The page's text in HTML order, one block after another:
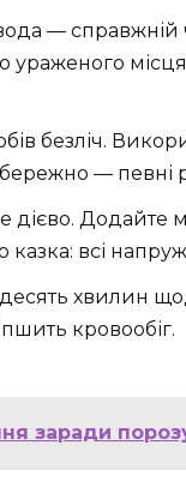
—
ураженого
безліч.
— певні
Додайте
всі
хвилин
кровообіг.
заради